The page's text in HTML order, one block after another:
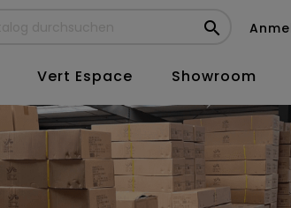

Vert Espace Showroom